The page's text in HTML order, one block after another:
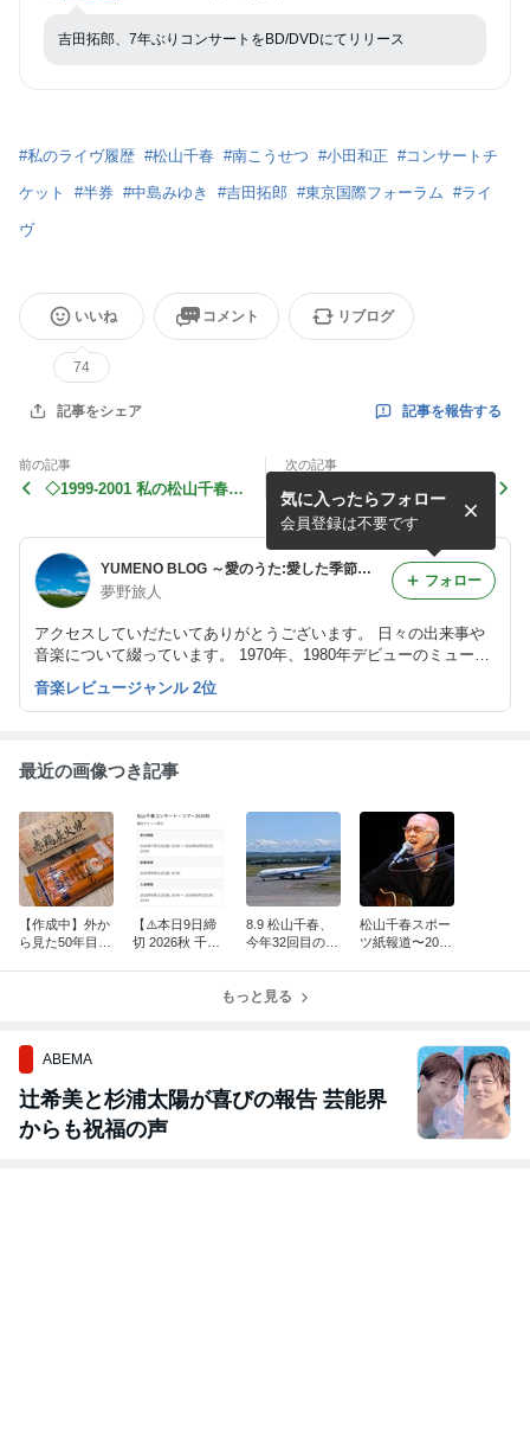
吉田拓郎、7年ぶりコンサートをBD/DVDにてリリース
#私のライヴ履歴 #松山千春 #南こうせつ #小田和正 #コンサートチ
ケット #半券 #中島みゆき #吉田拓郎 #東京国際フォーラム #ライ
ヴ
いいね
74
コメント リブログ
記事をシェア 記事を報告する
前の記事
◇1999-2001 私の松山千春ラ
次の記事
◇1993-1995 私の松山千春ラ
イヴ履歴&半券 (A1178)
YUMENO BLOG ～愛のうた:愛した季節の薫り From the 1960s to 2020s Music Diary notebook～ 夢野旅人
夢野旅人
アクセスしていだたいてありがとうございます。 日々の出来事や
音楽について綴っています。 1970年、1980年デビューのミュージ
シャンの話題が中心のブログです。 敬愛する松山千春さん関連の
記事が多いですが、様々な音楽ファンに読んで戴けたらと思いま
気に入ったらフォロー
会員登録は不要です
フォロー
音楽レビュージャンル 2位
最近の画像つき記事
【作成中】外か
ら見た50年目の
【⚠️本日9日締
切 2026秋 千春
千春ツアー2026
8.9 松山千春、
今年32回目のラ
松山千春スポー
ツ紙報道〜202
もっと見る
ABEMA
辻希美と杉浦太陽が喜びの報告 芸能界
からも祝福の声